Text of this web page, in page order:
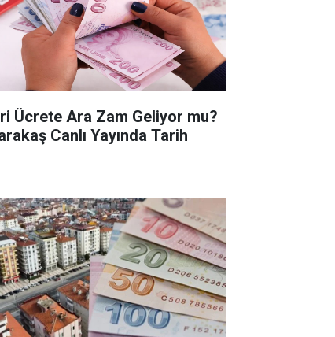
Ücrete Ara Zam Geliyor mu?
Canlı Yayında Tarih